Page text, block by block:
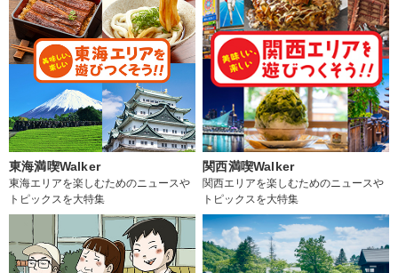
東海満喫Walker
東海エリアを楽しむためのニュースや
トピックスを大特集
関西満喫Walker
関西エリアを楽しむためのニュースや
トピックスを大特集